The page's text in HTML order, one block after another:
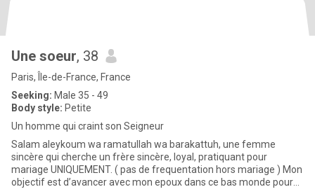
Une soeur, 38
Paris, Île-de-France, France
Seeking: Male 35 - 49
Body style: Petite
Un homme qui craint son Seigneur
Salam aleykoum wa ramatullah wa barakattuh, une femme
sincère qui cherche un frère sincère, loyal, pratiquant pour
mariage UNIQUEMENT. ( pas de frequentation hors mariage ) Mon
objectif est d’avancer avec mon epoux dans ce bas monde pour